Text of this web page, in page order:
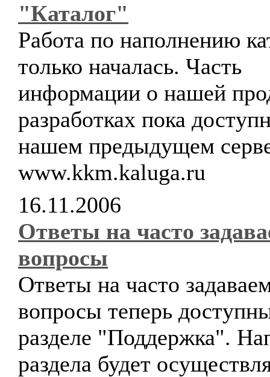
"Каталог"
Работа по наполнению
только началась. Часть
информации о нашей
разработках пока
нашем предыдущем
www.kkm.kaluga.ru
16.11.2006
Ответы на часто
вопросы
Ответы на часто
вопросы теперь
разделе "Поддержка".
раздела будет